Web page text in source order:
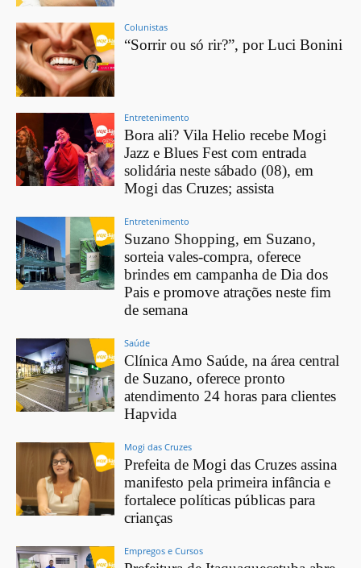
Colunistas
“Sorrir ou só rir?”, por Luci Bonini
Entretenimento
Bora ali? Vila Helio recebe Mogi
Jazz e Blues Fest com entrada
solidária neste sábado (08), em
Mogi das Cruzes; assista
Entretenimento
Suzano Shopping, em Suzano,
sorteia vales-compra, oferece
brindes em campanha de Dia dos
Pais e promove atrações neste fim
de semana
Saúde
Clínica Amo Saúde, na área central
de Suzano, oferece pronto
atendimento 24 horas para clientes
Hapvida
Mogi das Cruzes
Prefeita de Mogi das Cruzes assina
manifesto pela primeira infância e
fortalece políticas públicas para
crianças
Empregos e Cursos